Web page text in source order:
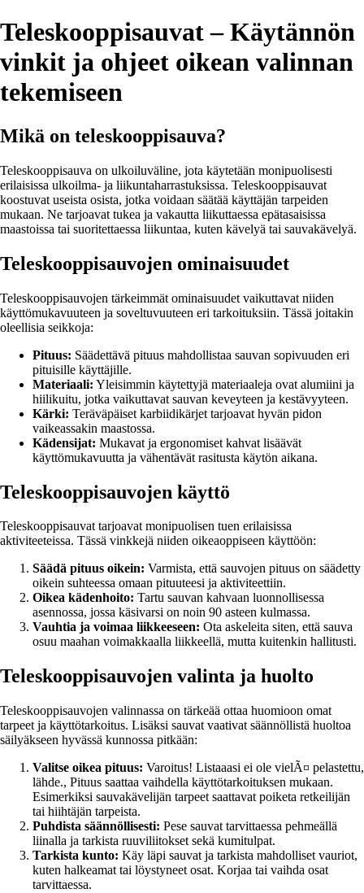
Teleskooppisauvat – Käytännön
vinkit ja ohjeet oikean valinnan
tekemiseen
Mikä on teleskooppisauva?
Teleskooppisauva on ulkoiluväline, jota käytetään monipuolisesti
erilaisissa ulkoilma- ja liikuntaharrastuksissa. Teleskooppisauvat
koostuvat useista osista, jotka voidaan säätää käyttäjän tarpeiden
mukaan. Ne tarjoavat tukea ja vakautta liikuttaessa epätasaisissa
maastoissa tai suoritettaessa liikuntaa, kuten kävelyä tai sauvakävelyä.
Teleskooppisauvojen ominaisuudet
Teleskooppisauvojen tärkeimmät ominaisuudet vaikuttavat niiden
käyttömukavuuteen ja soveltuvuuteen eri tarkoituksiin. Tässä joitakin
oleellisia seikkoja:
Pituus: Säädettävä pituus mahdollistaa sauvan sopivuuden eri
pituisille käyttäjille.
Materiaali: Yleisimmin käytettyjä materiaaleja ovat alumiini ja
hiilikuitu, jotka vaikuttavat sauvan keveyteen ja kestävyyteen.
Kärki: Teräväpäiset karbiidikärjet tarjoavat hyvän pidon
vaikeassakin maastossa.
Kädensijat: Mukavat ja ergonomiset kahvat lisäävät
käyttömukavuutta ja vähentävät rasitusta käytön aikana.
Teleskooppisauvojen käyttö
Teleskooppisauvat tarjoavat monipuolisen tuen erilaisissa
aktiviteeteissa. Tässä vinkkejä niiden oikeaoppiseen käyttöön:
Säädä pituus oikein: Varmista, että sauvojen pituus on säädetty
oikein suhteessa omaan pituuteesi ja aktiviteettiin.
Oikea kädenhoito: Tartu sauvan kahvaan luonnollisessa
asennossa, jossa käsivarsi on noin 90 asteen kulmassa.
Vauhtia ja voimaa liikkeeseen: Ota askeleita siten, että sauva
osuu maahan voimakkaalla liikkeellä, mutta kuitenkin hallitusti.
Teleskooppisauvojen valinta ja huolto
Teleskooppisauvojen valinnassa on tärkeää ottaa huomioon omat
tarpeet ja käyttötarkoitus. Lisäksi sauvat vaativat säännöllistä huoltoa
säilyäkseen hyvässä kunnossa pitkään:
Valitse oikea pituus: Varoitus! Listaaasi ei ole vielÃ¤ pelastettu,
lähde., Pituus saattaa vaihdella käyttötarkoituksen mukaan.
Esimerkiksi sauvakävelijän tarpeet saattavat poiketa retkeilijän
tai hiihtäjän tarpeista.
Puhdista säännöllisesti: Pese sauvat tarvittaessa pehmeällä
liinalla ja tarkista ruuviliitokset sekä kumitulpat.
Tarkista kunto: Käy läpi sauvat ja tarkista mahdolliset vauriot,
kuten halkeamat tai löystyneet osat. Korjaa tai vaihda osat
tarvittaessa.